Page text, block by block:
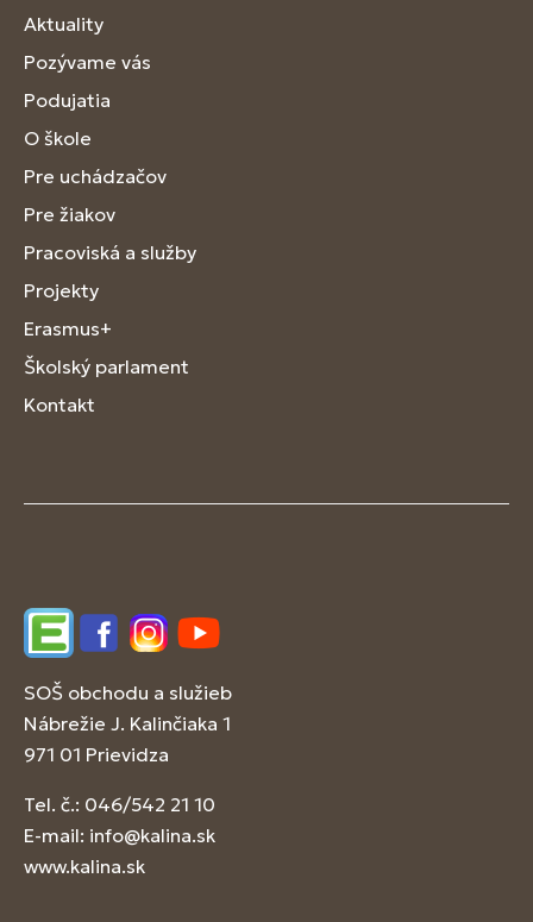
Aktuality
Pozývame vás
Podujatia
O škole
Pre uchádzačov
Pre žiakov
Pracoviská a služby
Projekty
Erasmus+
Školský parlament
Kontakt
EdupageFacebookInstagram
YouTube
SOŠ obchodu a služieb
Nábrežie J. Kalinčiaka 1
971 01 Prievidza
Tel. č.: 046/542 21 10
E-mail: info@kalina.sk
www.kalina.sk